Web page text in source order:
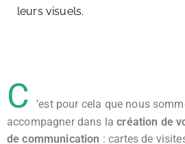
leurs visuels.
C
’est pour cela que nous
accompagner dans lacréation de
de communication : cartes de